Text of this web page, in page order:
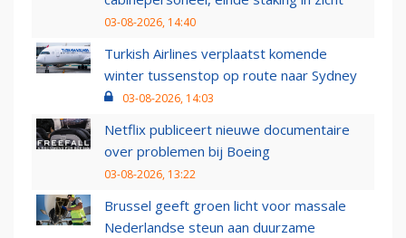
03-08-2026, 14:40
Turkish Airlines verplaatst komende
winter tussenstop op route naar Sydney
03-08-2026, 14:03
Netflix publiceert nieuwe documentaire
over problemen bij Boeing
03-08-2026, 13:22
Brussel geeft groen licht voor massale
Nederlandse steun aan duurzame